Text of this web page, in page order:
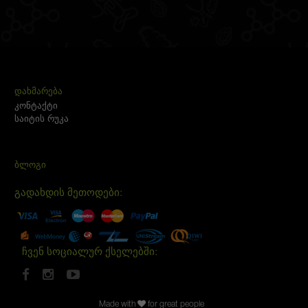
Made with for great people
ᲓᲐᲮᲛᲐᲠᲔᲑᲐ
კონტაქტი
საიტის რუკა
ᲑᲚᲝᲒᲘ
გადახდის მეთოდები:
ჩვენ სოციალურ ქსელებში: